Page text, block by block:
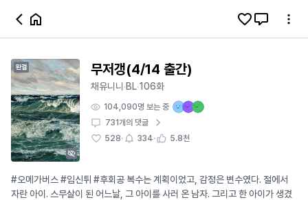
무저갱(4/14 출간)
채유니니 ·BL·106화
104,090명 보는 중
731개의 댓글
528· 334· 5.8천
#오메가버스 #임신튀 #후회공 복수는 계획이었고, 감정은 변수였다. 절에서
자란 아이. 스무살이 된 어느날, 그 아이를 사러 온 남자. 그리고 한 아이가 생겼